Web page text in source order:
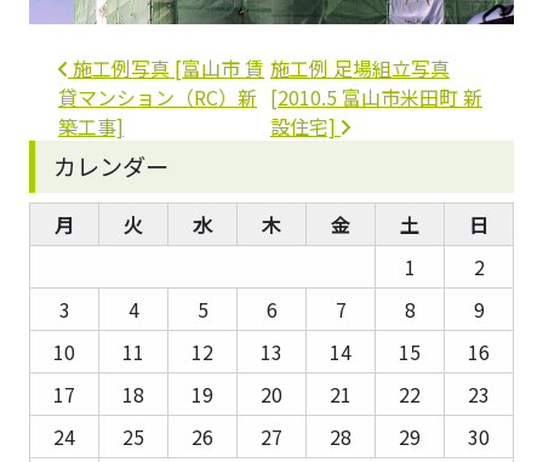
投稿ナビゲーション
施工例写真 [富山市 賃
貸マンション（RC）新
築工事]
施工例 足場組立写真
[2010.5 富山市米田町 新
設住宅]
カレンダー
月 火 水 木 金 土
日
1
2
3
4 5 6 7 8
9
10
11 12 13 14 15
16
17
18 19 20 21 22
23
24
25 26 27 28 29
30